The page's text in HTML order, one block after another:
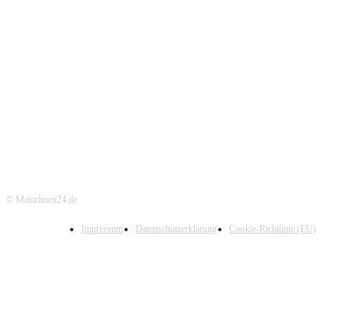
© Mainrhoen24.de
Impressum Datenschutzerklärung Cookie-Richtlinie (EU)